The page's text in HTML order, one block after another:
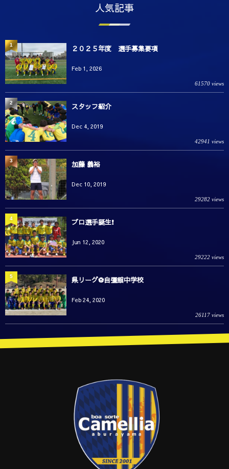
人気記事
２０２５年度 選手募集要項
Feb 1, 2026
61570 views
1
スタッフ紹介
Dec 4, 2019
42941 views
2
加藤 義裕
Dec 10, 2019
29282 views
3
プロ選手誕生❗️
Jun 12, 2020
29222 views
4
県リーグ⚽️自彊館中学校
Feb 24, 2020
26117 views
5